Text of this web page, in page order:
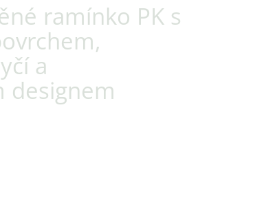
ramínko PK s
a
designem